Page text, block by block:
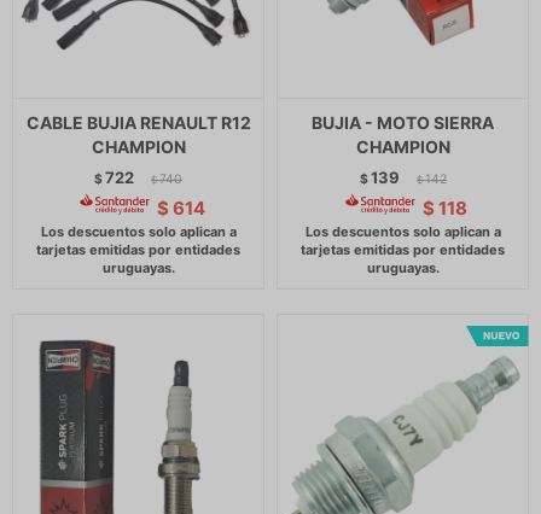
CABLE BUJIA RENAULT R12
CHAMPION
$722 $ 740
$ 614
BUJIA - MOTO SIERRA
CHAMPION
$139 $ 142
$ 118